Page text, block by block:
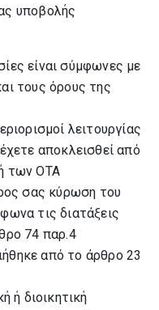
υποβολής
είναι σύμφωνες με
τους όρους της
λειτουργίας
αποκλεισθεί από
των ΟΤΑ
σας κύρωση του
τις διατάξεις
74 παρ.4
από το άρθρο 23
ή διοικητική